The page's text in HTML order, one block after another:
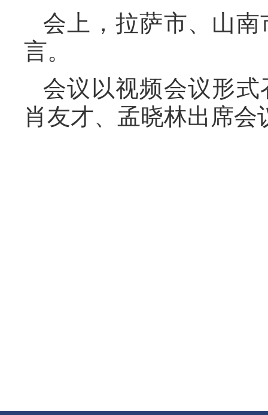
会上，拉萨市、山
言。
会议以视频会议形
肖友才、孟晓林出席会